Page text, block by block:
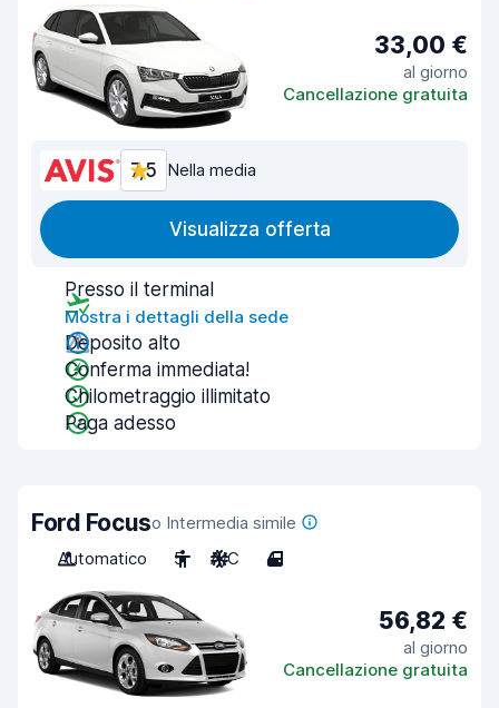
33,00 €
al giorno
Cancellazione gratuita
7,5 Nella media
Visualizza offerta
Presso il terminal
Mostra i dettagli della sede
Deposito alto
Conferma immediata!
Chilometraggio illimitato
Paga adesso
Ford Focuso Intermedia simile
Automatico
5 A/C 4
56,82 €
al giorno
Cancellazione gratuita